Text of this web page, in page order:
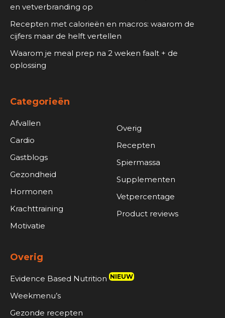
en vetverbranding op
Recepten met calorieën en macros: waarom de
cijfers maar de helft vertellen
Waarom je meal prep na 2 weken faalt + de
oplossing
Categorieën
Afvallen
Cardio
Gastblogs
Gezondheid
Hormonen
Krachttraining
Motivatie
Overig
Recepten
Spiermassa
Supplementen
Vetpercentage
Product reviews
Overig
Evidence Based Nutrition NIEUW
Weekmenu’s
Gezonde recepten